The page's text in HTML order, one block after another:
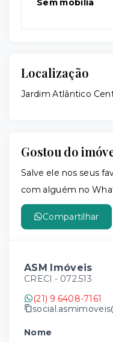
Localização
Jardim Atlântico
Gostou do
Salve ele nos seus
com alguém no
Compartilhar
ASM Imóveis
CRECI - 072.513
(21) 9 6408-7161
Nome